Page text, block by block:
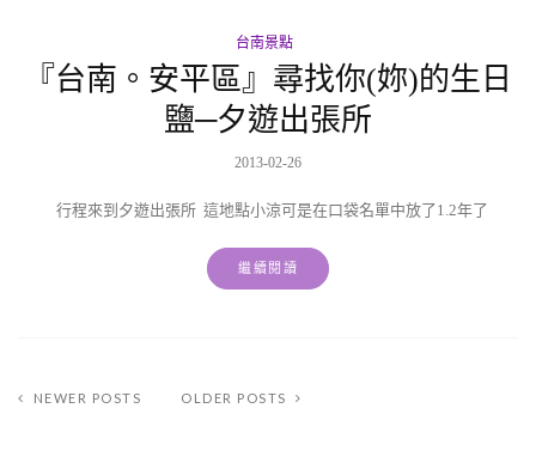
台南景點
『台南。安平區』尋找你(妳)的生日
鹽─夕遊出張所
2013-02-26
行程來到夕遊出張所 這地點小涼可是在口袋名單中放了1.2年了
繼續閱讀
NEWER POSTS OLDER POSTS